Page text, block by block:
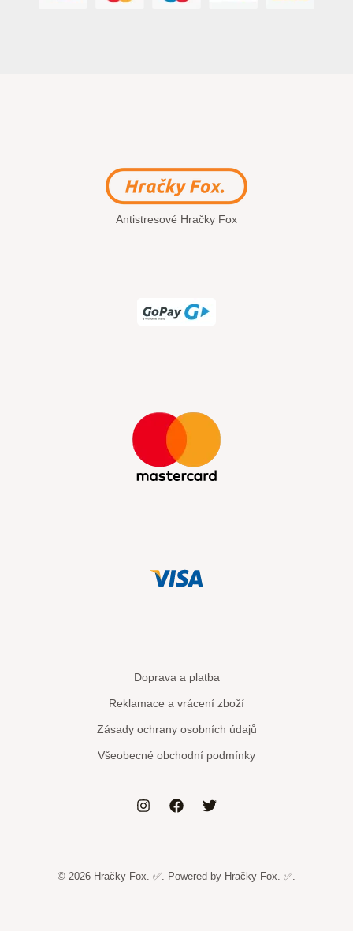
Antistresové Hračky Fox
Doprava a platba
Reklamace a vrácení zboží
Zásady ochrany osobních údajů
Všeobecné obchodní podmínky
© 2026 Hračky Fox. ✅. Powered by Hračky Fox. ✅.